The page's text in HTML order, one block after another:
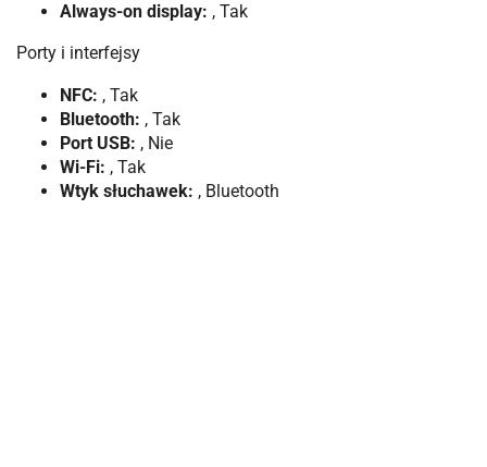
Always-on display: , Tak
Porty i interfejsy
NFC: , Tak
Bluetooth: , Tak
Port USB: , Nie
Wi-Fi: , Tak
Wtyk słuchawek: , Bluetooth